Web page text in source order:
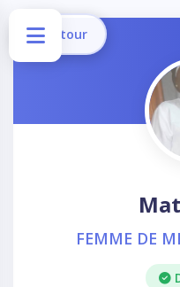
Retour
FEMME DE